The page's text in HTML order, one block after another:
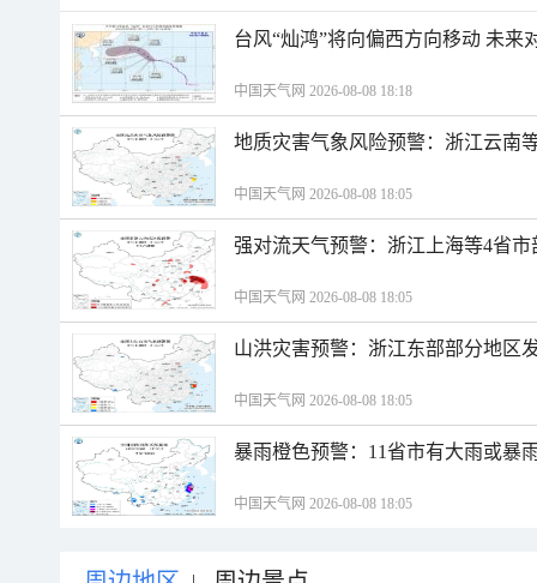
台风“灿鸿”将向偏西方向移动 未来
中国天气网 2026-08-08 18:18
地质灾害气象风险预警：浙江云南
中国天气网 2026-08-08 18:05
强对流天气预警：浙江上海等4省
中国天气网 2026-08-08 18:05
山洪灾害预警：浙江东部部分地区
中国天气网 2026-08-08 18:05
暴雨橙色预警：11省市有大雨或暴
中国天气网 2026-08-08 18:05